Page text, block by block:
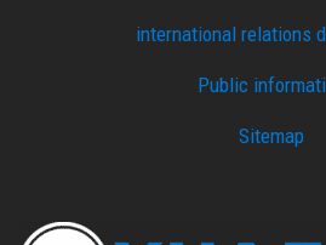
international relations
Public
Sitemap